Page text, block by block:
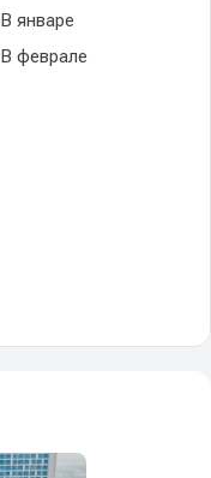
В январе
В феврале